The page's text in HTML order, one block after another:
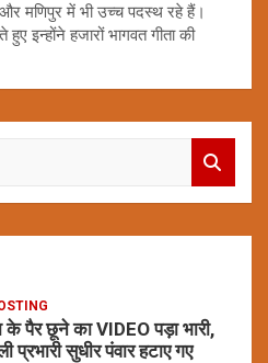
मणिपुर में भी उच्च पदस्थ रहे हैं।
इन्होंने हजारों भागवत गीता की
के पैर छूने का VIDEO पड़ा भारी,
प्रभारी सुधीर पंवार हटाए गए